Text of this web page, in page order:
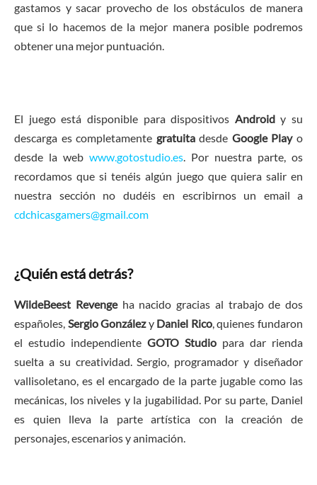
gastamos y sacar provecho de los obstáculos de manera
que si lo hacemos de la mejor manera posible podremos
obtener una mejor puntuación.
El juego está disponible para dispositivos Androidy su
descarga es completamente gratuitadesde Google Playo
desde la web www.gotostudio.es. Por nuestra parte, os
recordamos que si tenéis algún juego que quiera salir en
nuestra sección no dudéis en escribirnos un email a
cdchicasgamers@gmail.com
¿Quién está detrás?
WildeBeest Revengeha nacido gracias al trabajo de dos
españoles, Sergio Gonzálezy Daniel Rico, quienes fundaron
el estudio independiente GOTO Studio para dar rienda
suelta a su creatividad. Sergio, programador y diseñador
vallisoletano, es el encargado de la parte jugable como las
mecánicas, los niveles y la jugabilidad. Por su parte, Daniel
es quien lleva la parte artística con la creación de
personajes, escenarios y animación.